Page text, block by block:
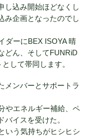
し込み開始ほどなくし
み企画となったのでし
ダーにBEX ISOYA 晴
どん、そしてFUNRiD
して帯同します。
メンバーとサポートラ
やエネルギー補給、ペ
イスを受けた。
いう気持ちがヒシヒシ